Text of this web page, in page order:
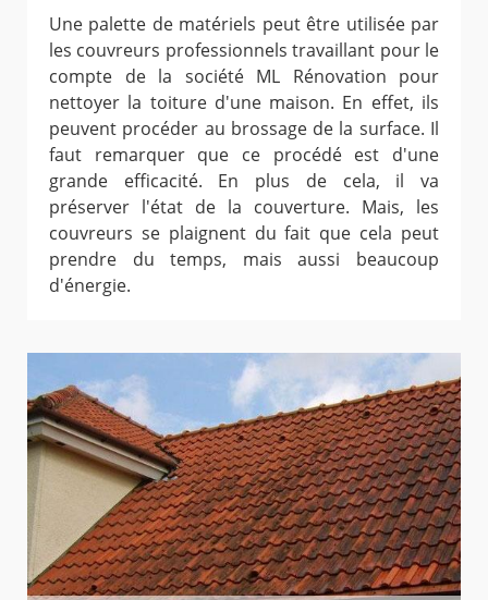
Une palette de matériels peut être utilisée par
les couvreurs professionnels travaillant pour le
compte de la société ML Rénovation pour
nettoyer la toiture d'une maison. En effet, ils
peuvent procéder au brossage de la surface. Il
faut remarquer que ce procédé est d'une
grande efficacité. En plus de cela, il va
préserver l'état de la couverture. Mais, les
couvreurs se plaignent du fait que cela peut
prendre du temps, mais aussi beaucoup
d'énergie.